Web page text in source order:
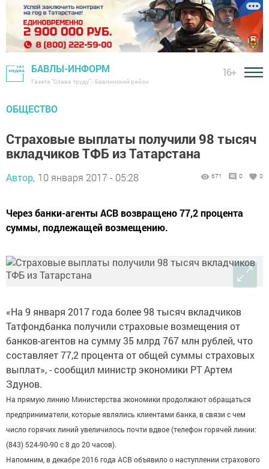
БАВЛЫ-ИНФОРМ
Газета "Слава труду" - Бавлинский район
16+
ОБЩЕСТВО
Страховые выплаты получили 98 тысяч
вкладчиков ТФБ из Татарстана
Автор, 10 января 2017 - 05:28 671 0 0
Через банки-агенты АСВ возвращено 77,2 процента
суммы, подлежащей возмещению.
«На 9 января 2017 года более 98 тысяч вкладчиков
Татфондбанка получили страховые возмещения от
банков-агентов на сумму 35 млрд 767 млн рублей, что
составляет 77,2 процента от общей суммы страховых
выплат», - сообщил министр экономики РТ Артем
Здунов.
На прямую линию Министерства экономики продолжают обращаться
предприниматели, которые являлись клиентами банка, в связи с чем
число горячих линий увеличилось почти вдвое (телефон горячей линии:
(843) 524-90-90 с 8 до 20 часов).
Напомним, в декабре 2016 года АСВ объявило о наступлении страхового